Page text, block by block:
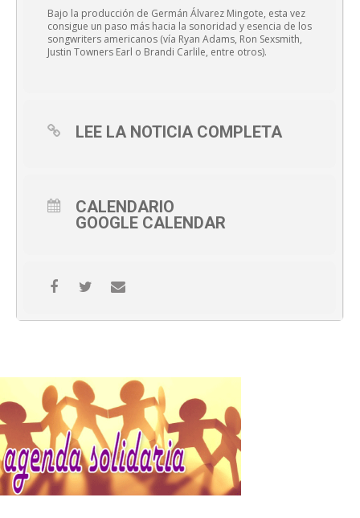
Bajo la producción de Germán Álvarez Mingote, esta vez
consigue un paso más hacia la sonoridad y esencia de los
songwriters americanos (vía Ryan Adams, Ron Sexsmith,
Justin Towners Earl o Brandi Carlile, entre otros).
LEE LA NOTICIA COMPLETA
CALENDARIO
GOOGLE CALENDAR